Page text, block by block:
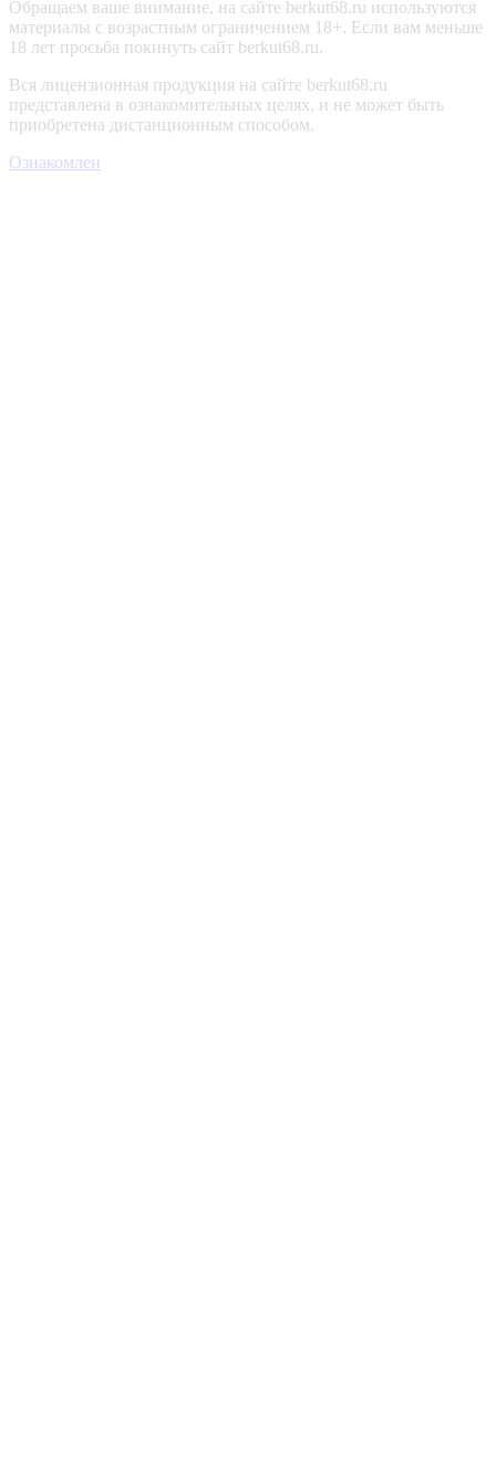
Обращаем ваше внимание, на сайте berkut68.ru используются
материалы с возрастным ограничением 18+. Если вам меньше
18 лет просьба покинуть сайт berkut68.ru.
Вся лицензионная продукция на сайте berkut68.ru
представлена в ознакомительных целях, и не может быть
приобретена дистанционным способом.
Ознакомлен